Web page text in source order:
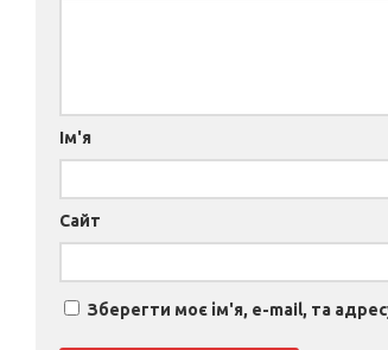
Ім'я
Сайт
Зберегти моє ім'я, e-mail, та